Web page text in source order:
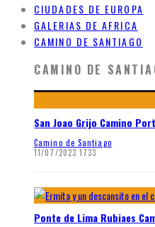
CIUDADES DE EUROPA
GALERIAS DE AFRICA
CAMINO DE SANTIAGO
CAMINO DE
San Joao Grijo Camino
Camino de Santiago
11/07/2023 1733
Ponte de Lima Rubiaes